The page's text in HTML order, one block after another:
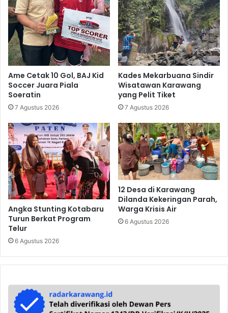
Ame Cetak 10 Gol, BAJ Kid
Soccer Juara Piala
Soeratin
7 Agustus 2026
Kades Mekarbuana Sindir
Wisatawan Karawang
yang Pelit Tiket
7 Agustus 2026
Angka Stunting Kotabaru
Turun Berkat Program
Telur
6 Agustus 2026
12 Desa di Karawang
Dilanda Kekeringan Parah,
Warga Krisis Air
6 Agustus 2026